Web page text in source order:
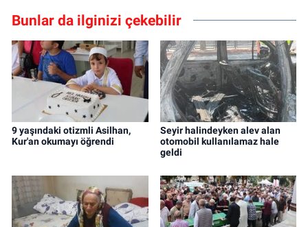
Bunlar da ilginizi çekebilir
9 yaşındaki otizmli Asilhan,
Kur'an okumayı öğrendi
Seyir halindeyken alev alan
otomobil kullanılamaz hale
geldi